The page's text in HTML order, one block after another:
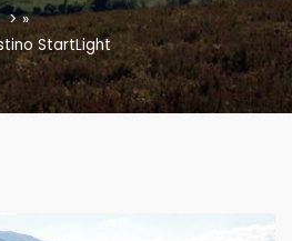
»
StartLight